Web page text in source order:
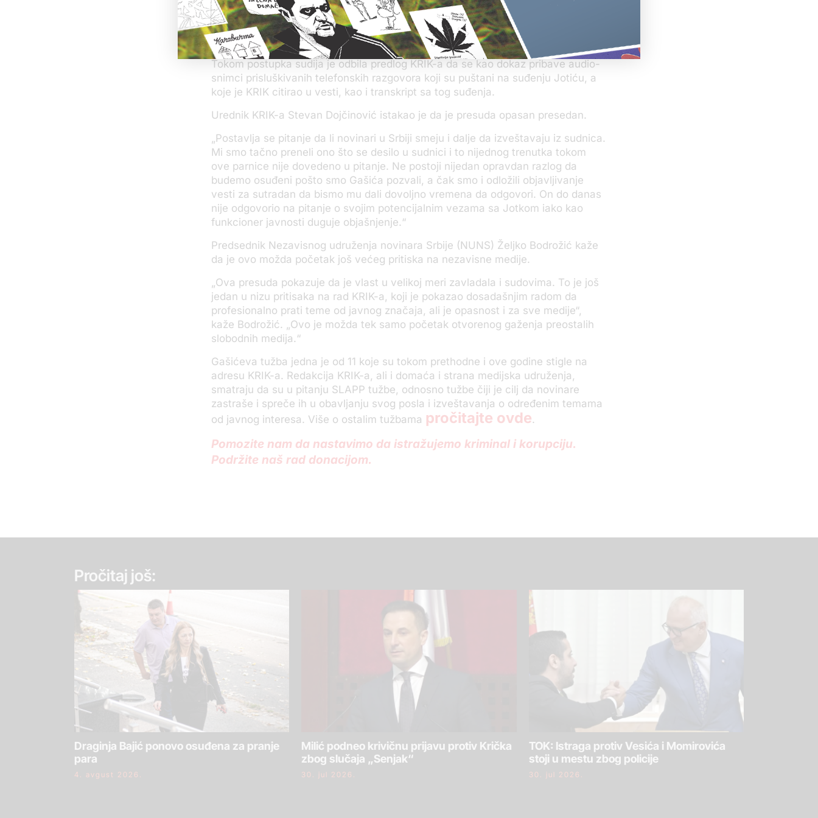
Gašić je u sudnici odbio da kaže li je ikada bio u Jotićevom društvu i u kontaktu
sa njegovim saradnicima, kao i da li je veče pred Jotićevo hapšenje bio u istom
restoranu u kome je bio i poznati kriminalac.
Tokom postupka sudija je odbila predlog KRIK-a da se kao dokaz pribave audio-
snimci prisluškivanih telefonskih razgovora koji su puštani na suđenju Jotiću, a
koje je KRIK citirao u vesti, kao i transkript sa tog suđenja.
Urednik KRIK-a Stevan Dojčinović istakao je da je presuda opasan presedan.
„Postavlja se pitanje da li novinari u Srbiji smeju i dalje da izveštavaju iz sudnica.
Mi smo tačno preneli ono što se desilo u sudnici i to nijednog trenutka tokom
ove parnice nije dovedeno u pitanje. Ne postoji nijedan opravdan razlog da
budemo osuđeni pošto smo Gašića pozvali, a čak smo i odložili objavljivanje
vesti za sutradan da bismo mu dali dovoljno vremena da odgovori. On do danas
nije odgovorio na pitanje o svojim potencijalnim vezama sa Jotkom iako kao
funkcioner javnosti duguje objašnjenje.“
Predsednik Nezavisnog udruženja novinara Srbije (NUNS) Željko Bodrožić kaže
da je ovo možda početak još većeg pritiska na nezavisne medije.
„Ova presuda pokazuje da je vlast u velikoj meri zavladala i sudovima. To je još
jedan u nizu pritisaka na rad KRIK-a, koji je pokazao dosadašnjim radom da
profesionalno prati teme od javnog značaja, ali je opasnost i za sve medije“,
kaže Bodrožić. „Ovo je možda tek samo početak otvorenog gaženja preostalih
slobodnih medija.“
Gašićeva tužba jedna je od 11 koje su tokom prethodne i ove godine stigle na
adresu KRIK-a. Redakcija KRIK-a, ali i domaća i strana medijska udruženja,
smatraju da su u pitanju SLAPP tužbe, odnosno tužbe čiji je cilj da novinare
zastraše i spreče ih u obavljanju svog posla i izveštavanja o određenim temama
od javnog interesa. Više o ostalim tužbama pročitajte ovde.
Pomozite nam da nastavimo da istražujemo kriminal i korupciju.
Podržite naš rad donacijom.
Pročitaj još:
Draginja Bajić ponovo osuđena za pranje
para
4. avgust 2026.
Milić podneo krivičnu prijavu protiv Krička
zbog slučaja „Senjak“
30. jul 2026.
TOK: Istraga protiv Vesića i Momirovića
stoji u mestu zbog policije
30. jul 2026.